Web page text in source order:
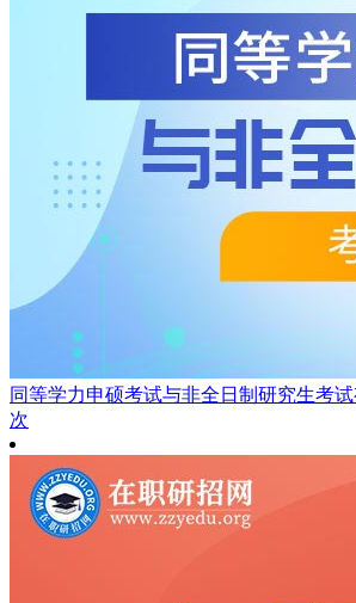
同等学力申硕考试与非全日制研究生考
次